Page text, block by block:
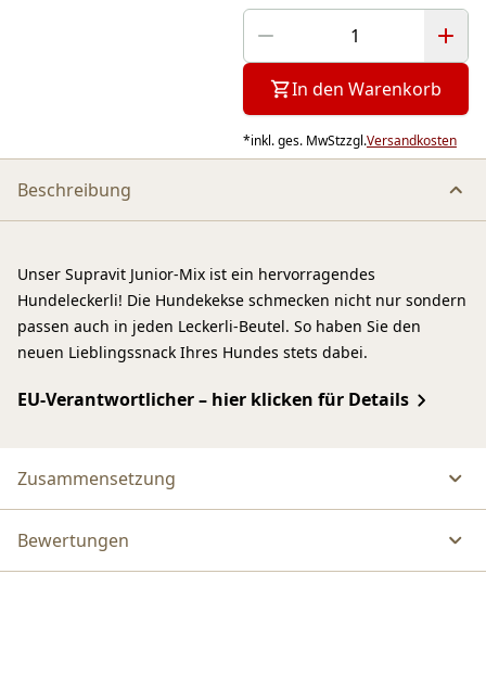
In den Warenkorb
*inkl. ges. MwStzzgl.Versandkosten
Beschreibung
Unser Supravit Junior-Mix ist ein hervorragendes
Hundeleckerli! Die Hundekekse schmecken nicht nur sondern
passen auch in jeden Leckerli-Beutel. So haben Sie den
neuen Lieblingssnack Ihres Hundes stets dabei.
EU-Verantwortlicher – hier klicken für Details
Zusammensetzung
Bewertungen